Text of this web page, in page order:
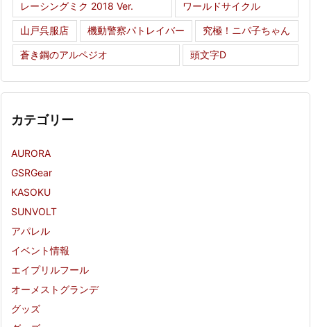
レーシングミク 2018 Ver. ワールドサイクル
山戸呉服店 機動警察パトレイバー 究極！ニパ子ちゃん
蒼き鋼のアルペジオ 頭文字D
カテゴリー
AURORA
GSRGear
KASOKU
SUNVOLT
アパレル
イベント情報
エイプリルフール
オーメストグランデ
グッズ